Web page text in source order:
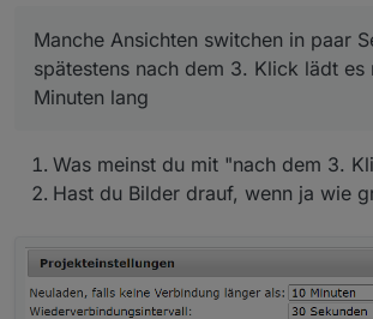
funktioniert.
-ozone-platform=wayland
also ich habe dein Befehl mal
irgendwie im Gesamten etwas
Manche Ansichten switchen in paar
lang. Aber so die Visualisierung ist
Browserabsturz hatte ich bisher
das gute hierbei.
Manche Ansichten switchen in paar
spätestens nach dem 3. Klick lädt es
Minuten lang
Was meinst du mit "nach dem 3.
Hast du Bilder drauf, wenn ja wie